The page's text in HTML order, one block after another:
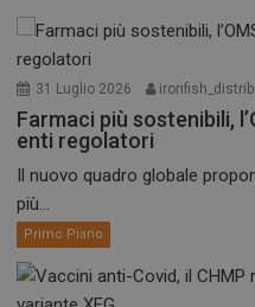
31 Luglio 2026
Farmaci più sostenibili,
enti regolatori
Il nuovo quadro globale
più...
Primo Piano